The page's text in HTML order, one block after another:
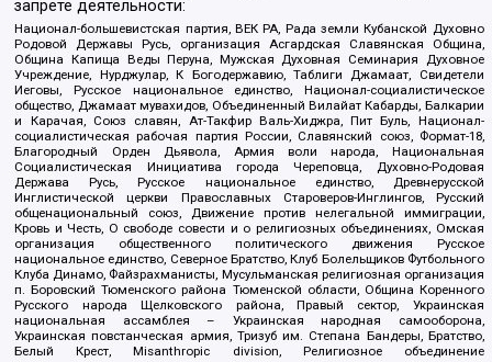
запрете деятельности:
Национал-большевистская партия, ВЕК РА, Рада земли Кубанской Духовно
Родовой Державы Русь, организация Асгардская Славянская Община,
Община Капища Веды Перуна, Мужская Духовная Семинария Духовное
Учреждение, Нурджулар, К Богодержавию, Таблиги Джамаат, Свидетели
Иеговы, Русское национальное единство, Национал-социалистическое
общество, Джамаат мувахидов, Объединенный Вилайат Кабарды, Балкарии
и Карачая, Союз славян, Ат-Такфир Валь-Хиджра, Пит Буль, Национал-
социалистическая рабочая партия России, Славянский союз, Формат-18,
Благородный Орден Дьявола, Армия воли народа, Национальная
Социалистическая Инициатива города Череповца, Духовно-Родовая
Держава Русь, Русское национальное единство, Древнерусской
Инглистической церкви Православных Староверов-Инглингов, Русский
общенациональный союз, Движение против нелегальной иммиграции,
Кровь и Честь, О свободе совести и о религиозных объединениях, Омская
организация общественного политического движения Русское
национальное единство, Северное Братство, Клуб Болельщиков Футбольного
Клуба Динамо, Файзрахманисты, Мусульманская религиозная организация
п. Боровский Тюменского района Тюменской области, Община Коренного
Русского народа Щелковского района, Правый сектор, Украинская
национальная ассамблея – Украинская народная самооборона,
Украинская повстанческая армия, Тризуб им. Степана Бандеры, Братство,
Белый Крест, Misanthropic division, Религиозное объединение